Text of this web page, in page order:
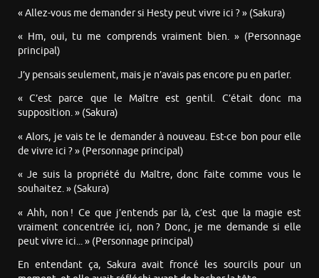
« Allez-vous me demander si Hesty peut vivre ici ? » (Sakura)
« Hm, oui, tu me comprends vraiment bien. » (Personnage
principal)
J’y pensais seulement, mais je n’avais pas encore pu en parler.
« C’est parce que le Maître est gentil. C’était donc ma
supposition. » (Sakura)
« Alors, je vais te le demander à nouveau. Est-ce bon pour elle
de vivre ici ? » (Personnage principal)
« Je suis la propriété du Maître, donc faite comme vous le
souhaitez. » (Sakura)
« Ahh, non ! Ce que j’entends par là, c’est que la magie est
vraiment concentrée ici, non ? Donc, je me demande si elle
peut vivre ici... » (Personnage principal)
En entendant ça, Sakura avait froncé les sourcils pour un